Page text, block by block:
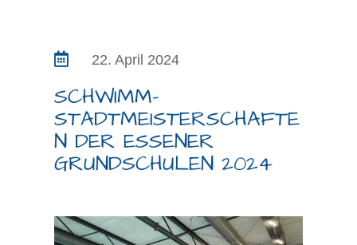
 22. April 2024
SCHWIMM-
STADTMEISTERSCHAFTE
N DER ESSENER
GRUNDSCHULEN 2024